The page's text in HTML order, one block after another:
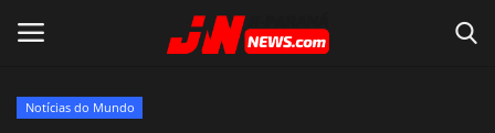
Notícias do Mundo